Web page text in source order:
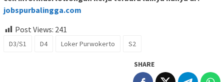
jobspurbalingga.com
Post Views: 241
D3/S1 D4 Loker Purwokerto S2
SHARE